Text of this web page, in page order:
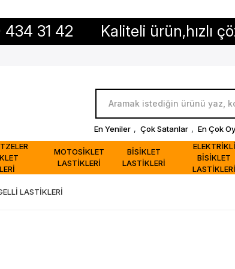
42 Kaliteli ürün,hızlı
En Yeniler , Çok Satanlar , En Çok
MOTOSİKLET
LASTİKLERİ
BİSİKLET
LASTİKLERİ
ELEKTRİKLİ
BİSİKLET
LASTİKLERİ
LASTİKLERİ